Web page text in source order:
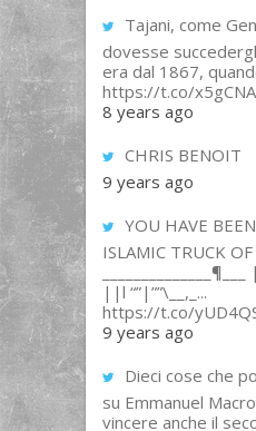
Tajani, come
dovesse
era dal 1867,
https://t.co/
8 years ago
CHRIS BENOIT
9 years ago
YOU HAVE
ISLAMIC TRUCK
||l “”|””\__,_...
https://t.co/
9 years ago
Dieci cose che
su Emmanuel
vincere anche il